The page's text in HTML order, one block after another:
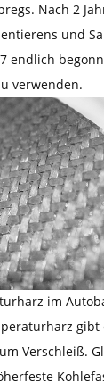
Nach 2
und
endlich
verwenden.
im
gibt
Verschleiß.